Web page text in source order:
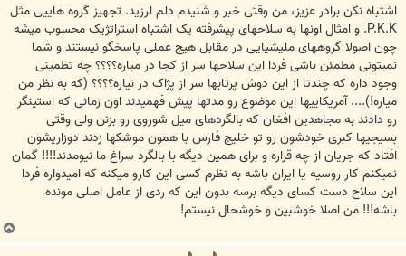
اشتباه نکن برادر عزیز، من وقتی خبر و شنیدم دلم لرزید. تجهیز گروه هاییی مثل
P.K.K. و امثال اونها به سلاحهای پیشرفته یک اشتباه استراتژیک محسوب میشه
چون اصولا گروههای ملیشیایی در مقابل هیج عملی پاسخگو نیستند و شما
نمیتونی مطمئن باشی فردا این سلاحها سر از کجا در میاره؟؟؟؟ چه تظمینی
وجود داره که چندتا از این دوش پرتابها سر از پژاک در نیاره؟؟؟؟ (که به نظر من
میاره!).... آمریکاییها این موضوع رو مدتها پیش فهمیدند اون زمانی که استینگر
رو دادند به مجاهدین افغان که بالگردهای میل شوروی رو بزنن ولی وقتی
بسیجیها کبری خودشون رو تو خلیج فارس با همون موشکها زدند دوزاریشون
افتاد که جریان از چه قراره و برای همین دیگه با بالگرد سراغ ما نیومدند!!!! گمان
نمیکنم کار روسیه یا ایران باشه به نظرم کسی این کارو میکنه که امیدواره فردا
این سلاح دست کسای دیگه برسه بدون این که ردی از عامل اصلی مونده
باشه!!! من اصلا خوشبین و خوشحال نیستم!